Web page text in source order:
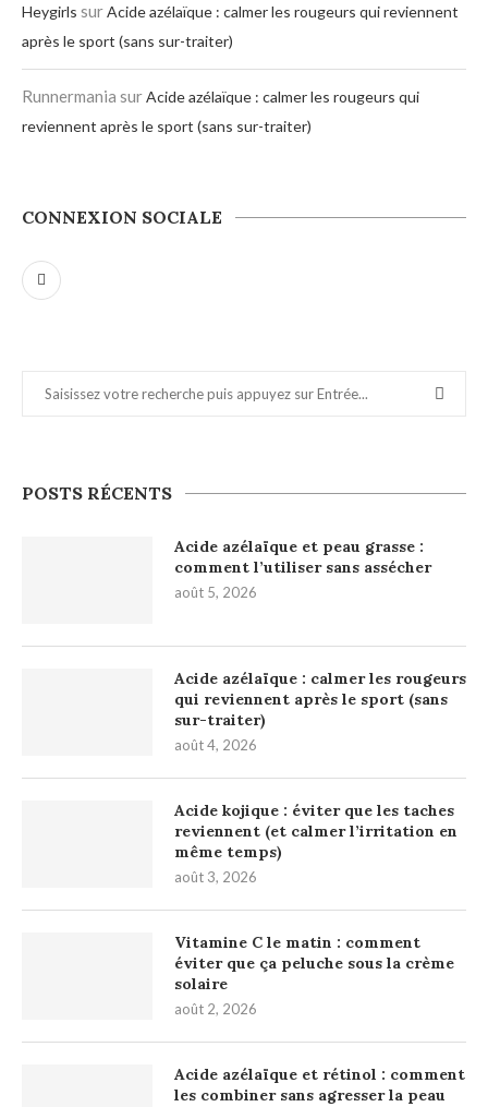
Heygirls surAcide azélaïque : calmer les rougeurs qui reviennent
après le sport (sans sur-traiter)
Runnermania surAcide azélaïque : calmer les rougeurs qui
reviennent après le sport (sans sur-traiter)
CONNEXION SOCIALE
POSTS RÉCENTS
Acide azélaïque et peau grasse :
comment l’utiliser sans assécher
août 5, 2026
Acide azélaïque : calmer les rougeurs
qui reviennent après le sport (sans
sur-traiter)
août 4, 2026
Acide kojique : éviter que les taches
reviennent (et calmer l’irritation en
même temps)
août 3, 2026
Vitamine C le matin : comment
éviter que ça peluche sous la crème
solaire
août 2, 2026
Acide azélaïque et rétinol : comment
les combiner sans agresser la peau